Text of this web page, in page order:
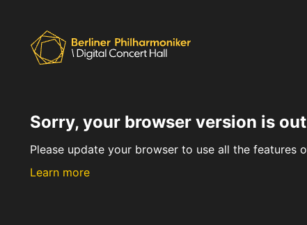
Sorry, your browser version is
Please update your browser to use all the features
Learn more